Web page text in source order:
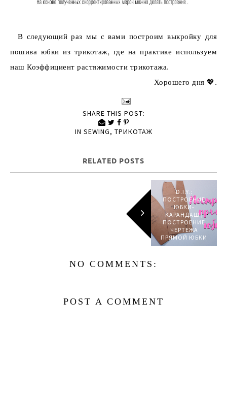
В следующий раз мы с вами построим выкройку для
пошива юбки из трикотаж, где на практике используем
наш Коэффициент растяжимости трикотажа.
Хорошего дня 💖.
SHARE THIS POST:
IN SEWING, ТРИКОТАЖ
RELATED POSTS
D.I.Y.:
ПОСТРОЕНИЕ
ЮБКИ-
КАРАНДАШ |
ПОСТРОЕНИЕ
ЧЕРТЕЖА
ПРЯМОЙ ЮБКИ
NO COMMENTS:
POST A COMMENT